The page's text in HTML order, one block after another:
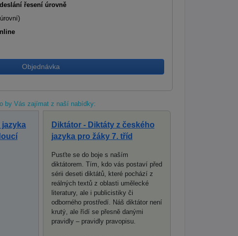
řesení úrovně
Objednávka
by Vás zajímat z naší nabídky:
jazyka
Diktátor - Diktáty z českého
jazyka pro žáky 7. tříd
Pusťte se do boje s naším
diktátorem. Tím, kdo vás postaví před
sérii deseti diktátů, které pochází z
reálných textů z oblasti umělecké
literatury, ale i publicistiky či
odborného prostředí. Náš diktátor není
krutý, ale řídí se přesně danými
pravidly – pravidly pravopisu.